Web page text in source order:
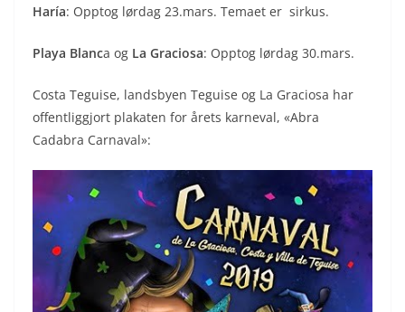
Haría: Opptog lørdag 23.mars. Temaet er sirkus.
Playa Blanca og La Graciosa: Opptog lørdag 30.mars.
Costa Teguise, landsbyen Teguise og La Graciosa har
offentliggjort plakaten for årets karneval, «Abra
Cadabra Carnaval»: